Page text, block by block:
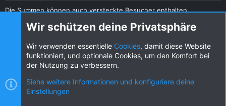
Die Summen können auch versteckte Besucher enthalten.
Diese Seite teilen
Wir schützen deine Privatsphäre
Wir verwenden essentielle Cookies, damit diese Website
funktioniert, und optionale Cookies, um den Komfort bei
der Nutzung zu verbessern.
Siehe weitere Informationen und konfiguriere deine
Einstellungen